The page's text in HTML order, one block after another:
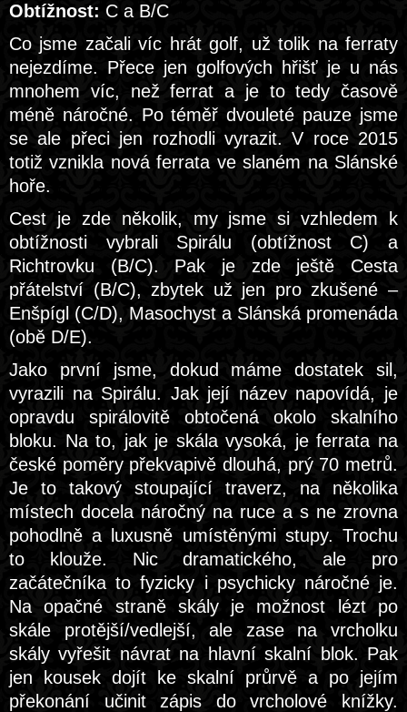
Obtížnost: C a B/C
Co jsme začali víc hrát golf, už tolik na ferraty
nejezdíme. Přece jen golfových hřišť je u nás
mnohem víc, než ferrat a je to tedy časově
méně náročné. Po téměř dvouleté pauze jsme
se ale přeci jen rozhodli vyrazit. V roce 2015
totiž vznikla nová ferrata ve slaném na Slánské
hoře.
Cest je zde několik, my jsme si vzhledem k
obtížnosti vybrali Spirálu (obtížnost C) a
Richtrovku (B/C). Pak je zde ještě Cesta
přátelství (B/C), zbytek už jen pro zkušené –
Enšpígl (C/D), Masochyst a Slánská promenáda
(obě D/E).
Jako první jsme, dokud máme dostatek sil,
vyrazili na Spirálu. Jak její název napovídá, je
opravdu spirálovitě obtočená okolo skalního
bloku. Na to, jak je skála vysoká, je ferrata na
české poměry překvapivě dlouhá, prý 70 metrů.
Je to takový stoupající traverz, na několika
místech docela náročný na ruce a s ne zrovna
pohodlně a luxusně umístěnými stupy. Trochu
to klouže. Nic dramatického, ale pro
začátečníka to fyzicky i psychicky náročné je.
Na opačné straně skály je možnost lézt po
skále protější/vedlejší, ale zase na vrcholku
skály vyřešit návrat na hlavní skalní blok. Pak
jen kousek dojít ke skalní průrvě a po jejím
překonání učinit zápis do vrcholové knížky.